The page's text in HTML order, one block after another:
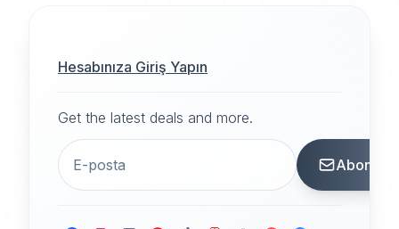
Hesabınıza Giriş Yapın
Get the latest deals and more.
Abone